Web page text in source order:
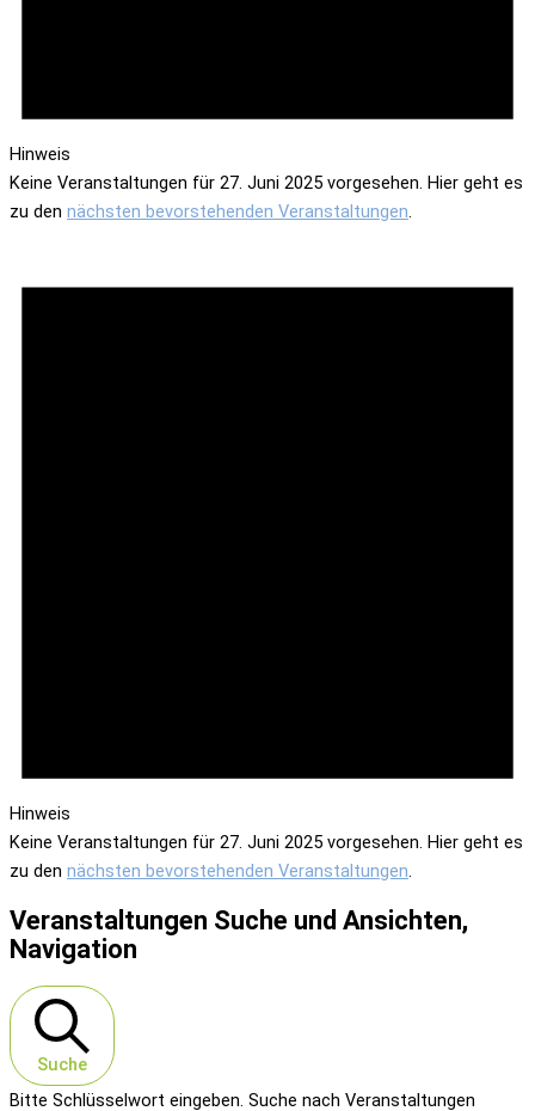
Hinweis
Keine Veranstaltungen für 27. Juni 2025 vorgesehen. Hier geht es
zu den nächsten bevorstehenden Veranstaltungen
Hinweis
Keine Veranstaltungen für 27. Juni 2025 vorgesehen. Hier geht es
zu den nächsten bevorstehenden Veranstaltungen.
Veranstaltungen Suche und Ansichten,
Navigation
Suche
Bitte Schlüsselwort eingeben. Suche nach Veranstaltungen